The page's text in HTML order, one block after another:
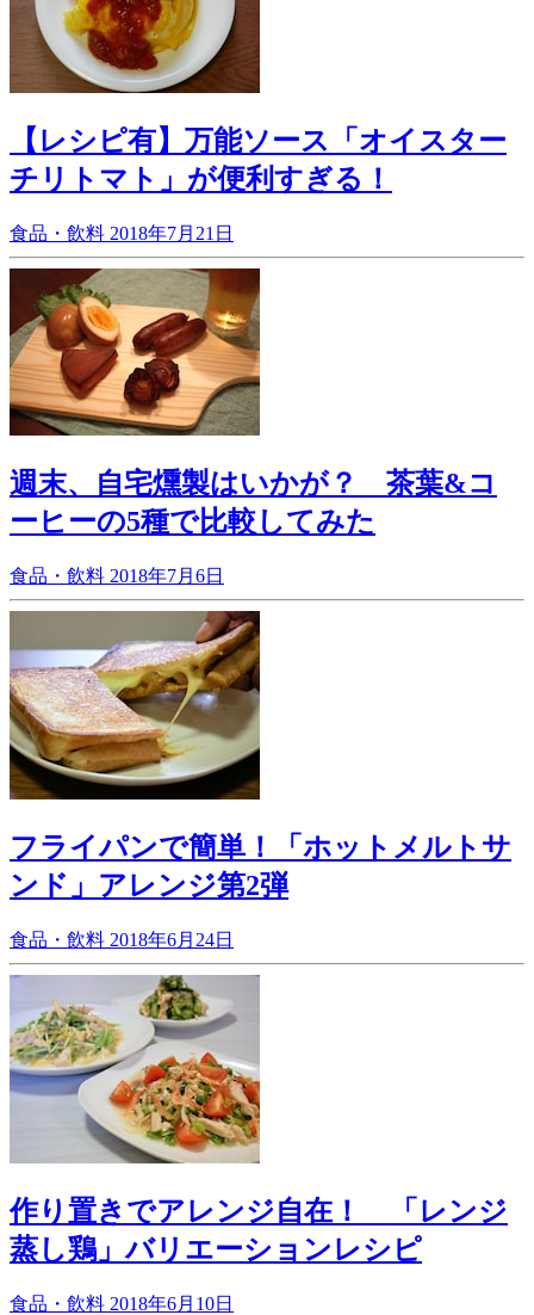
【レシピ有】万能ソース「オイスター
チリトマト」が便利すぎる！
食品・飲料 2018年7月21日
週末、自宅燻製はいかが？ 茶葉&コ
ーヒーの5種で比較してみた
食品・飲料 2018年7月6日
フライパンで簡単！「ホットメルトサ
ンド」アレンジ第2弾
食品・飲料 2018年6月24日
作り置きでアレンジ自在！ 「レンジ
蒸し鶏」バリエーションレシピ
食品・飲料 2018年6月10日